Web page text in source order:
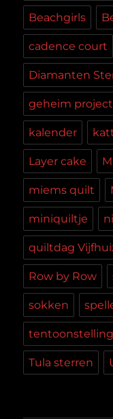
Beachgirls
cadence court
Diamanten
geheim project
kalender
Layer cake
miems quilt
miniquiltje
quiltdag
Row by Row
sokken
tentoonstelling
Tula sterren